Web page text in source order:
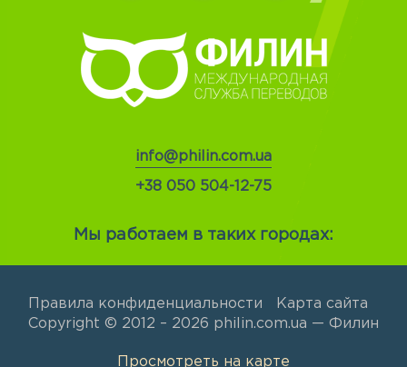
info@philin.com.ua
+38 050 504-12-75
Мы работаем в таких городах:
Правила конфиденциальности
Карта сайта
Copyright © 2012 – 2026 philin.com.ua — Филин
Просмотреть на карте